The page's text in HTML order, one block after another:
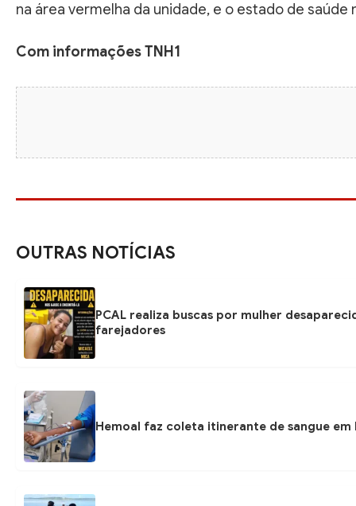
na área vermelha da unidade, e o estado de saúde
Com informações TNH1
OUTRAS NOTÍCIAS
PCAL realiza buscas por mulher
farejadores
Hemoal faz coleta itinerante de sangue em